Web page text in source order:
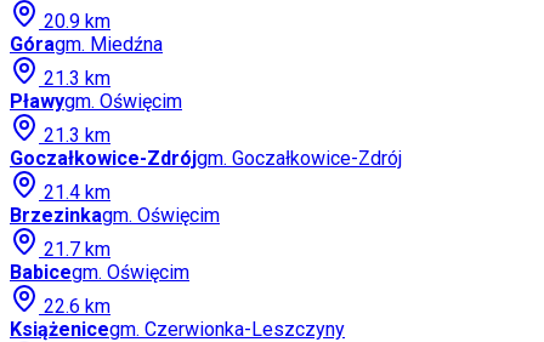
20.9 km
Góragm. Miedźna
21.3 km
Pławygm. Oświęcim
21.3 km
Goczałkowice-Zdrójgm. Goczałkowice-Zdrój
21.4 km
Brzezinkagm. Oświęcim
21.7 km
Babicegm. Oświęcim
22.6 km
Książenicegm. Czerwionka-Leszczyny